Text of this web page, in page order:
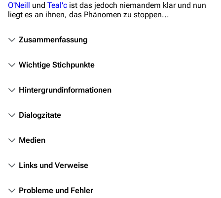
Überblick
Stargate Universe
Stargate Origins
Das Stargate-Universum
O'Neill und Teal'c ist das jedoch niemandem klar und nun
liegt es an ihnen, das Phänomen zu stoppen...
Zusammenfassung
Wichtige Stichpunkte
Hintergrundinformationen
Dialogzitate
Medien
Links und Verweise
Probleme und Fehler